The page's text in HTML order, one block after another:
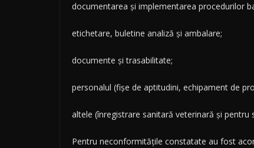
documentarea și implementarea procedurilor
etichetare, buletine analiză și ambalare;
documente și trasabilitate;
personalul (fișe de aptitudini, echipament de
altele (înregistrare sanitară veterinară și
Pentru neconformitățile constatate au fost